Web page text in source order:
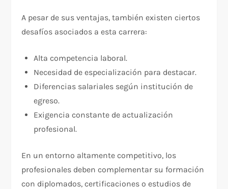
A pesar de sus ventajas, también existen ciertos
desafíos asociados a esta carrera:
Alta competencia laboral.
Necesidad de especialización para destacar.
Diferencias salariales según institución de
egreso.
Exigencia constante de actualización
profesional.
En un entorno altamente competitivo, los
profesionales deben complementar su formación
con diplomados, certificaciones o estudios de